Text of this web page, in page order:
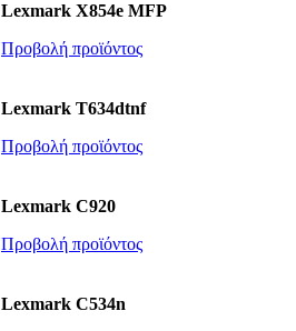
Lexmark X854e MFP
Προβολή προϊόντος
Lexmark T634dtnf
Προβολή προϊόντος
Lexmark C920
Προβολή προϊόντος
Lexmark C534n